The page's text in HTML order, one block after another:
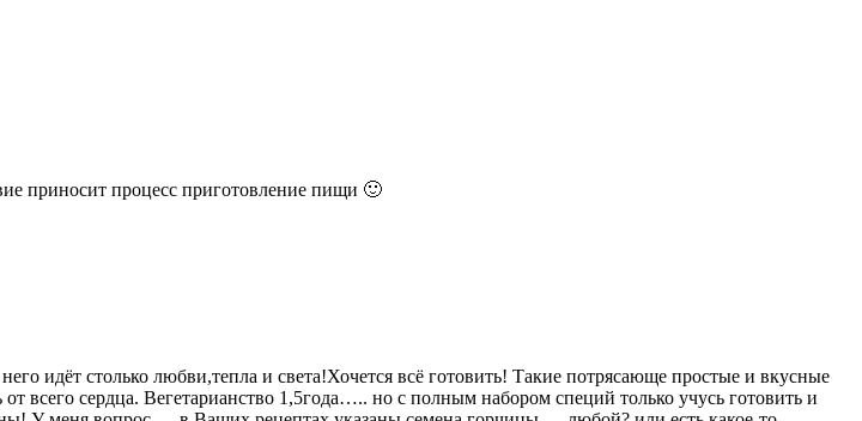
приносит процесс приготовление пищи 🙂
идёт столько любви,тепла и света!Хочется всё готовить! Такие потрясающе простые и вкусные
всего сердца. Вегетарианство 1,5года….. но с полным набором специй только учусь готовить и